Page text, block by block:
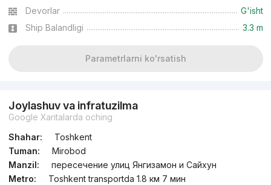
Devorlar
G'isht
Ship Balandligi
3.3 m
Parametrlarni ko'rsatish
Joylashuv va infratuzilma
Google Xaritalarda oching
Shahar:
Toshkent
Tuman:
Mirobod
Manzil:
пересечение улиц Янгизамон и Сайхун
Metro:
Toshkent transportda 1.8 км 7 мин